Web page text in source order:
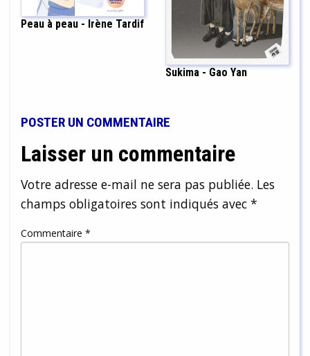
Peau à peau - Irène Tardif
Sukima - Gao Yan
POSTER UN COMMENTAIRE
Laisser un commentaire
Votre adresse e-mail ne sera pas publiée. Les
champs obligatoires sont indiqués avec *
Commentaire *